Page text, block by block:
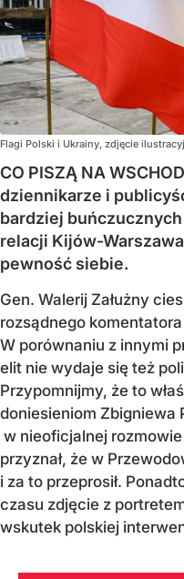
Flagi Polski i Ukrainy, zdjęcie
CO PISZĄ NA
dziennikarze i
bardziej
relacji Kijów-
pewność siebie.
Gen. Walerij Załużny
rozsądnego
W porównaniu z innymi
elit nie wydaje się też
Przypomnijmy, że to
doniesieniom Zbigniewa
w nieoficjalnej
przyznał, że w
i za to przeprosił.
czasu zdjęcie z
wskutek polskiej